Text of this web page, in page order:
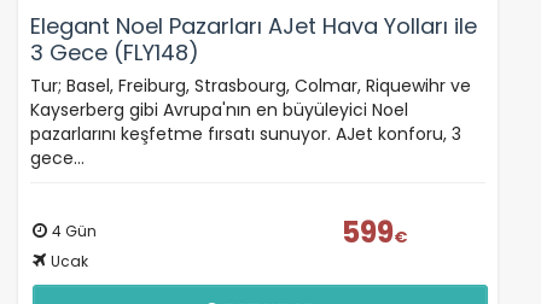
Elegant Noel Pazarları AJet Hava Yolları ile
3 Gece (FLY148)
Tur; Basel, Freiburg, Strasbourg, Colmar, Riquewihr ve
Kayserberg gibi Avrupa'nın en büyüleyici Noel
pazarlarını keşfetme fırsatı sunuyor. AJet konforu, 3
gece…
4 Gün
Ucak
599€